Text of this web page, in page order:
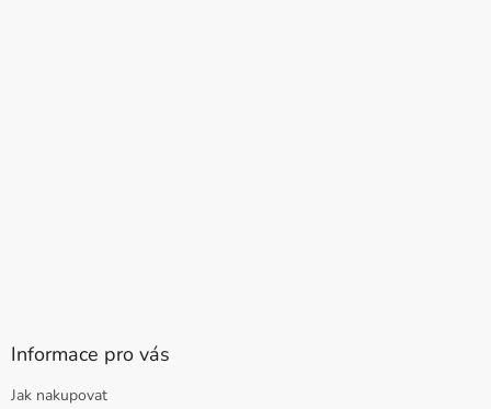
Informace pro vás
Jak nakupovat